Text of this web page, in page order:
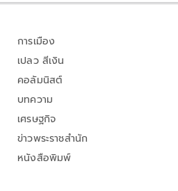
การเมือง
เปลว สีเงิน
คอลัมนิสต์
บทความ
เศรษฐกิจ
ข่าวพระราชสำนัก
หนังสือพิมพ์